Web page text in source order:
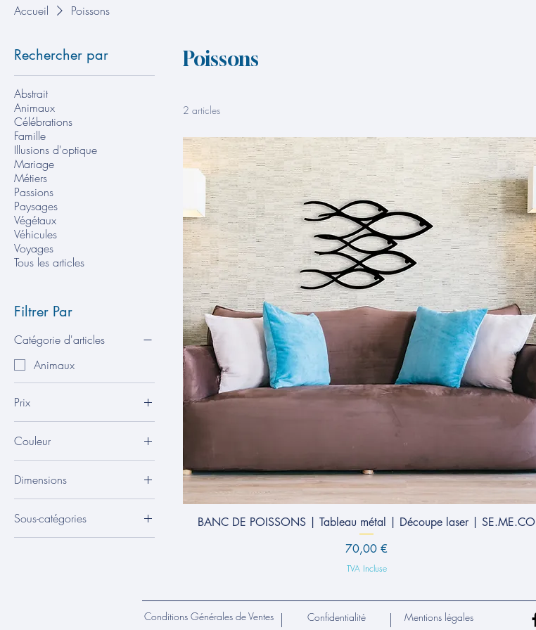
Accueil Poissons
Rechercher par
Abstrait
Animaux
Célébrations
Famille
Illusions d'optique
Mariage
Métiers
Passions
Paysages
Végétaux
Véhicules
Voyages
Tous les articles
Filtrer Par
Catégorie d'articles
Animaux
Prix
70 € 140 €
Couleur
Dimensions
140 x 68 cm
Sous-catégories
Poissons
2 articles
BANC DE POISSONS | Tableau métal | Découpe laser | SE.ME.CO
Prix
70,00 €
TVA Incluse
Conditions Générales de Ventes Confidentialité Mentions légales